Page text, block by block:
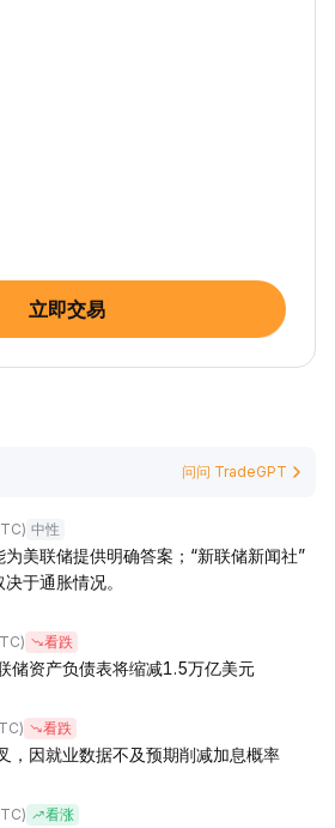
立即交易
问问 TradeGPT
中性
美联储提供明确答案；“新联储新闻社”
于通胀情况。
看跌
储资产负债表将缩减1.5万亿美元
看跌
，因就业数据不及预期削减加息概率
看涨